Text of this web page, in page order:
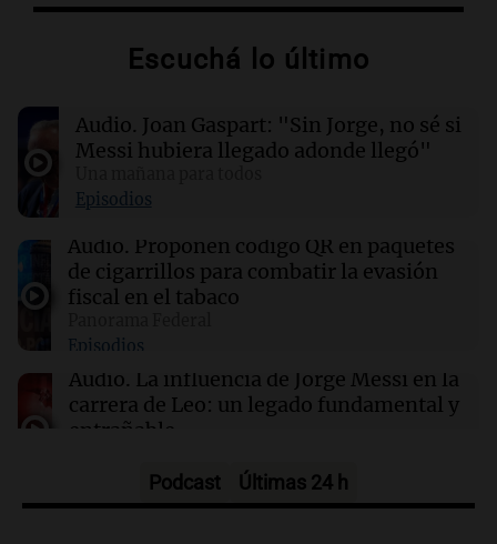
Sociedad
acompañó a Lionel y su familia
Detuvieron al agresor que golpeó brutalmente
al anciano de 88 años para robarle en
Concepción
10:59 Deportes Rosario
bandera a media asta en Bella Vista
Escuchá lo último
Audio. Joan Gaspart: "Sin Jorge, no sé si
Messi hubiera llegado adonde llegó"
Episodios
Audio. Proponen código QR en paquetes
de cigarrillos para combatir la evasión
fiscal en el tabaco
Episodios
Audio. La influencia de Jorge Messi en la
carrera de Leo: un legado fundamental y
entrañable
Audio.El orgullo y el sueño argentino de
Podcast Últimas 24 h